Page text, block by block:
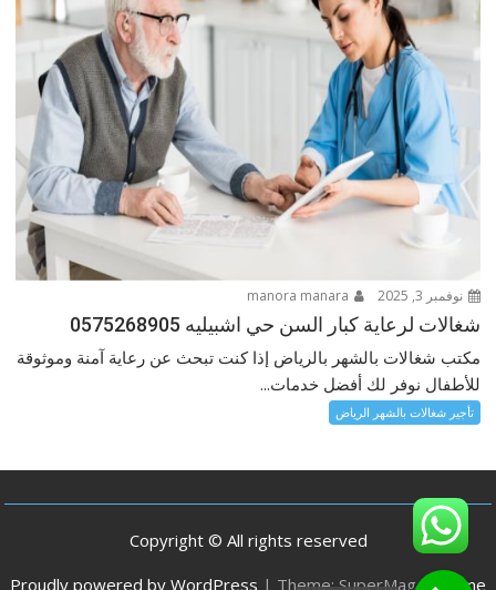
نوفمبر 3, 2025
شغالات لرعاية كبار السن حي اشبيليه 0575268905
مكتب شغالات بالشهر بالرياض إذا كنت تبحث عن رعاية آمنة وموثوقة
للأطفال نوفر لك أفضل خدمات...
تأجير شغالات بالشهر الرياض
Copyright © All rights reserved
Proudly powered by WordPress | Theme: SuperMag by Acme